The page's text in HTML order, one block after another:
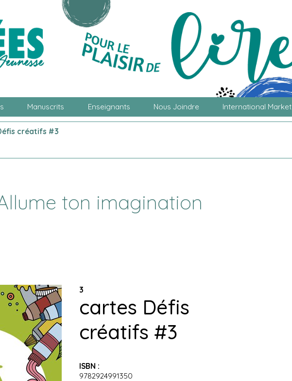
Manuscrits Enseignants Nous Joindre International Market
créatifs #3
ton imagination
3
cartes Défis
créatifs #3
ISBN :
9782924991350